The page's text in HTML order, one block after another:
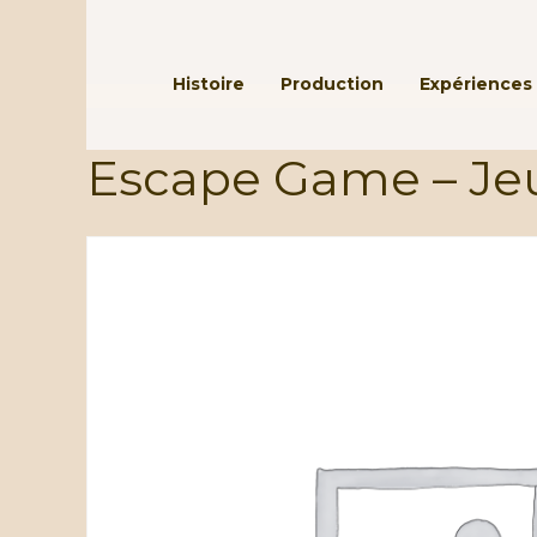
Histoire Production
Escape Game –